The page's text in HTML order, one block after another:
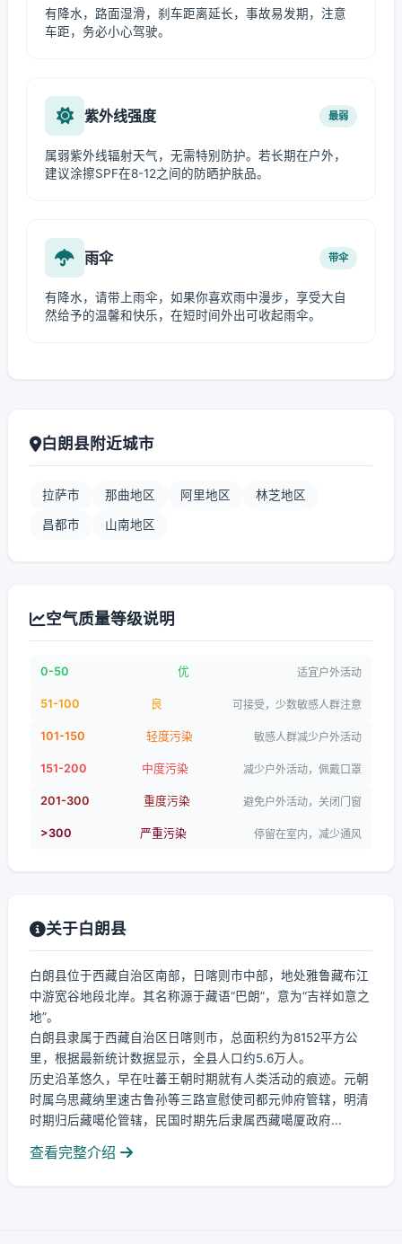
有降水，路面湿滑，刹车距离延长，事故易发期，注意
车距，务必小心驾驶。
紫外线强度 最弱
属弱紫外线辐射天气，无需特别防护。若长期在户外，
建议涂擦SPF在8-12之间的防晒护肤品。
雨伞 带伞
有降水，请带上雨伞，如果你喜欢雨中漫步，享受大自
然给予的温馨和快乐，在短时间外出可收起雨伞。
白朗县附近城市
拉萨市 那曲地区 阿里地区 林芝地区
昌都市 山南地区
空气质量等级说明
0-50 优 适宜户外活动
51-100 良 可接受，少数敏感人群注意
101-150 轻度污染 敏感人群减少户外活动
151-200 中度污染 减少户外活动，佩戴口罩
201-300 重度污染 避免户外活动，关闭门窗
>300 严重污染 停留在室内，减少通风
关于白朗县
白朗县位于西藏自治区南部，日喀则市中部，地处雅鲁藏布江
中游宽谷地段北岸。其名称源于藏语“巴朗”，意为“吉祥如意之
地”。
白朗县隶属于西藏自治区日喀则市，总面积约为8152平方公
里，根据最新统计数据显示，全县人口约5.6万人。
历史沿革悠久，早在吐蕃王朝时期就有人类活动的痕迹。元朝
时属乌思藏纳里速古鲁孙等三路宣慰使司都元帅府管辖，明清
时期归后藏噶伦管辖，民国时期先后隶属西藏噶厦政府...
查看完整介绍